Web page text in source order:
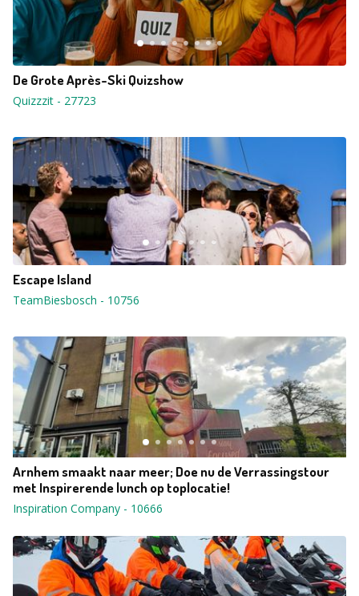
De Grote Après-Ski Quizshow
Quizzzit - 27723
Escape Island
TeamBiesbosch - 10756
Arnhem smaakt naar meer; Doe nu de Verrassingstour
met Inspirerende lunch op toplocatie!
Inspiration Company - 10666